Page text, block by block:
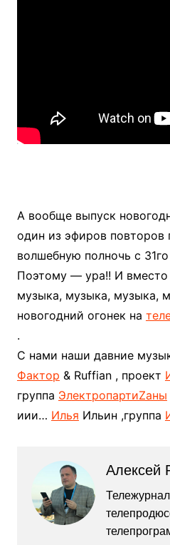
А вообще выпуск
один из эфиров повторов
волшебную полночь с 31го
Поэтому — ура!! И
музыка, музыка, музыка,
новогодний огонек на
.
С нами наши давние
Фактор & Ruffian , проект
группа ЭлектропартиZаны
иии… Илья Ильин ,группа
Алексей